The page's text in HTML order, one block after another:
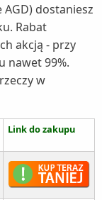
dostaniesz
Rabat
akcją - przy
nawet 99%.
w
Link do zakupu